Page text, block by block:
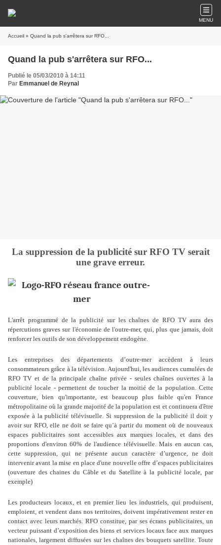
MENU
Accueil » Quand la pub s'arrêtera sur RFO...
Quand la pub s'arrêtera sur RFO...
Publié le 05/03/2010 à 14:11
Par Emmanuel de Reynal
La suppression de la publicité sur RFO TV serait
une grave erreur.
L'arrêt programmé de la publicité sur les chaînes de RFO TV aura des
répercutions graves sur l'économie de l'outre-mer, qui, plus que jamais, doit
renforcer les outils de son développement endogène.
Les entreprises des départements d’outre-mer accèdent à leurs
consommateurs grâce à la télévision. Aujourd'hui, les audiences cumulées de
RFO TV et de la principale chaîne privée - seules chaînes ouvertes à la
publicité locale - permettent de toucher la moitié de la population. Cette
couverture, bien qu'importante, est beaucoup plus faible qu'en France
métropolitaine où la grande majorité de la population est et continuera d'être
exposée à la publicité télévisuelle. Si suppression de la publicité il doit y
avoir sur RFO, elle ne doit se faire qu’à partir du moment où de nouveaux
espaces publicitaires sont accessibles aux marques locales, et dans des
proportions d'environ 60% de l'audience télévisuelle. Mais en aucun cas,
cette suppression, qui ne présente aucun caractère d’urgence, ne doit
intervenir avant la mise en place d'une nouvelle offre d’espaces publicitaires
(ouverture des chaines du Câble et du Satellite à la publicité locale, par
exemple)
Les producteurs locaux, et en premier lieu les industriels, qui produisent,
emploient, et vendent dans nos territoires, doivent impérativement rester en
contact avec leurs marchés. RFO constitue, par ses écrans publicitaires, un
vecteur puissant d’exposition des biens et services locaux face aux marques
nationales, largement diffusées sur les chaînes des bouquets satellite. Toute